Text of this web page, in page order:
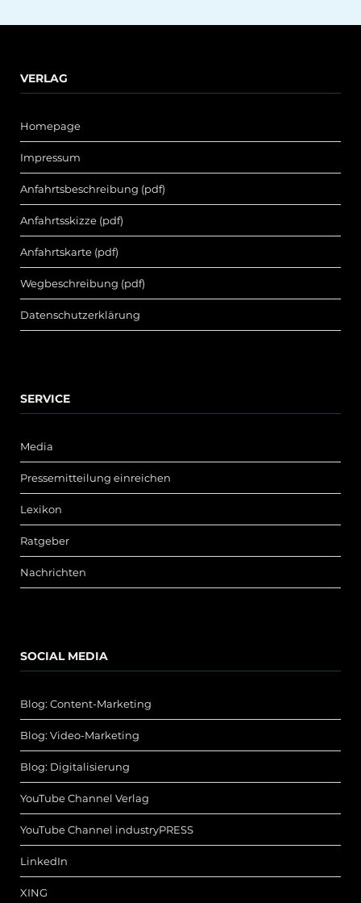
VERLAG
Homepage
Impressum
Anfahrtsbeschreibung (pdf)
Anfahrtsskizze (pdf)
Anfahrtskarte (pdf)
Wegbeschreibung (pdf)
Datenschutzerklärung
SERVICE
Media
Pressemitteilung einreichen
Lexikon
Ratgeber
Nachrichten
SOCIAL MEDIA
Blog: Content-Marketing
Blog: Video-Marketing
Blog: Digitalisierung
YouTube Channel Verlag
YouTube Channel industryPRESS
LinkedIn
XING